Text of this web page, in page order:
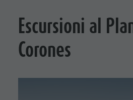
Escursioni al
Corones